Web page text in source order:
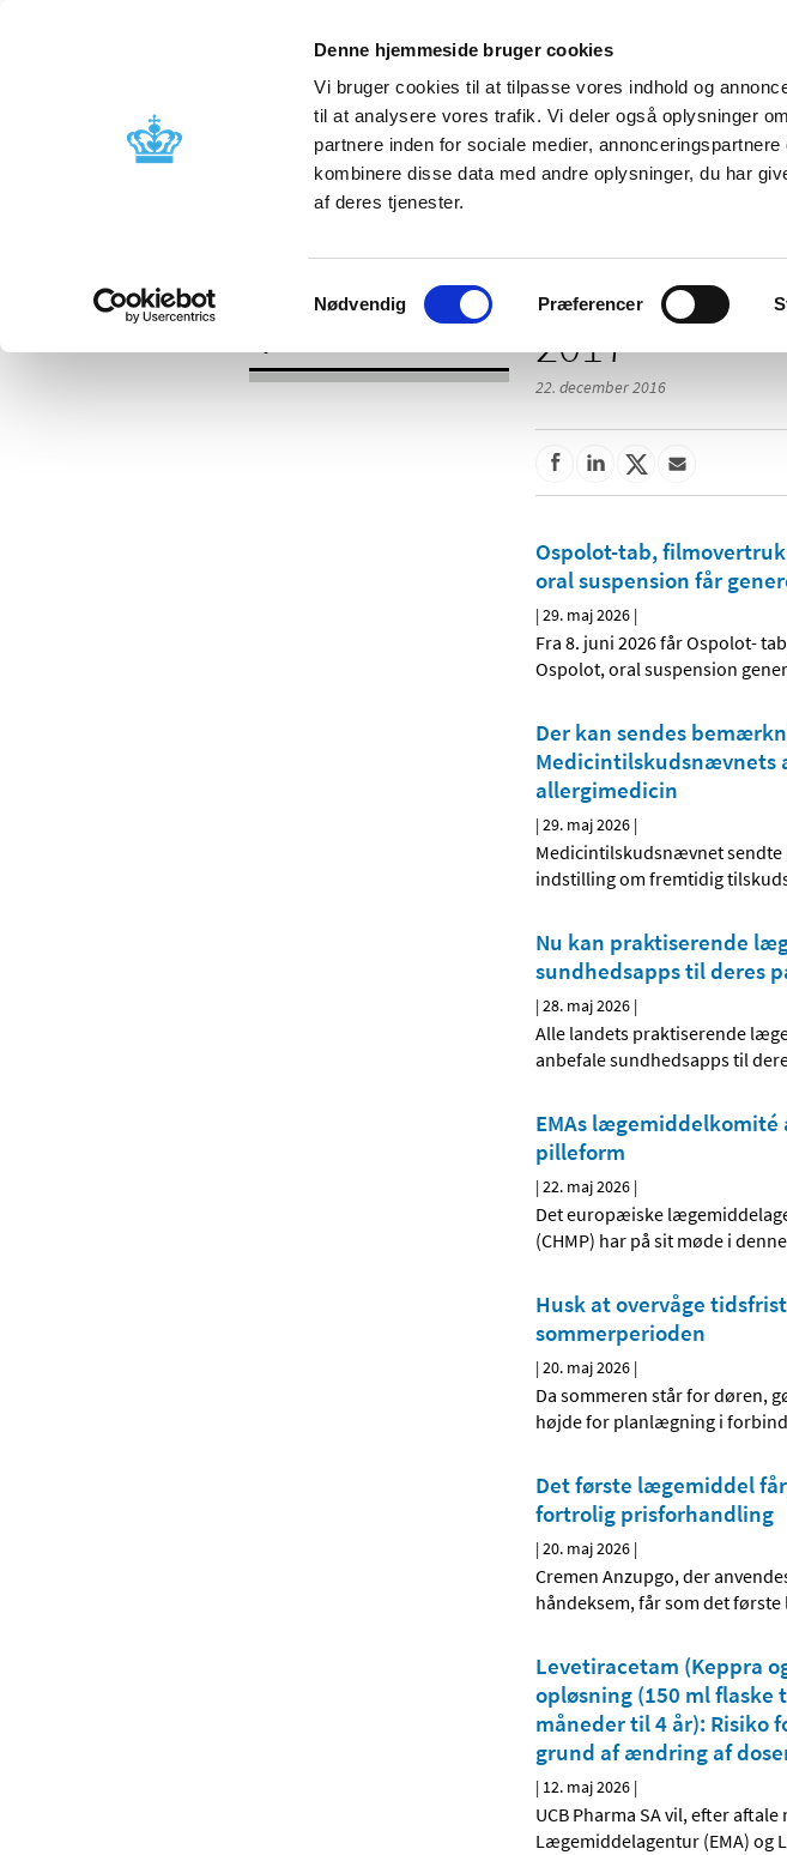
Denne hjemmeside bruger cookies
Vi bruger cookies til at tilpasse vores indhold og
til at analysere vores trafik. Vi deler også oplysninger
partnere inden for sociale medier,
kombinere disse data med andre oplysninger, du har
af deres tjenester.
Samtykkevalg
Nødvendig Præferencer
Godkendelse og
Bivirkninger og
produktinformation
Tilskud og
2017
22. december 2016
Ospolot-tab,
oral suspension får
|29. maj 2026 |
Fra 8. juni 2026 får Ospolot-
Ospolot, oral suspension
Der kan sendes
Medicintilskudsnævnets
allergimedicin
|29. maj 2026 |
Medicintilskudsnævnet sendte
indstilling om fremtidig
Nu kan praktiserende
sundhedsapps til deres
|28. maj 2026 |
Alle landets praktiserende
anbefale sundhedsapps til
EMAs lægemiddelkomité
pilleform
|22. maj 2026 |
Det europæiske
(CHMP) har på sit møde i
Husk at overvåge
sommerperioden
|20. maj 2026 |
Da sommeren står for døren,
højde for planlægning i
Det første lægemiddel
fortrolig prisforhandling
|20. maj 2026 |
Cremen Anzupgo, der
håndeksem, får som det
Levetiracetam (Keppra
opløsning (150 ml flaske
måneder til 4 år): Risiko
grund af ændring af
| 12. maj 2026 |
UCB Pharma SA vil, efter
Lægemiddelagentur (EMA) og